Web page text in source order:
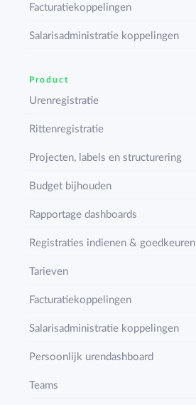
Facturatiekoppelingen
Salarisadministratie koppelingen
Product
Urenregistratie
Rittenregistratie
Projecten, labels en structurering
Budget bijhouden
Rapportage dashboards
Registraties indienen & goedkeuren
Tarieven
Facturatiekoppelingen
Salarisadministratie koppelingen
Persoonlijk urendashboard
Teams